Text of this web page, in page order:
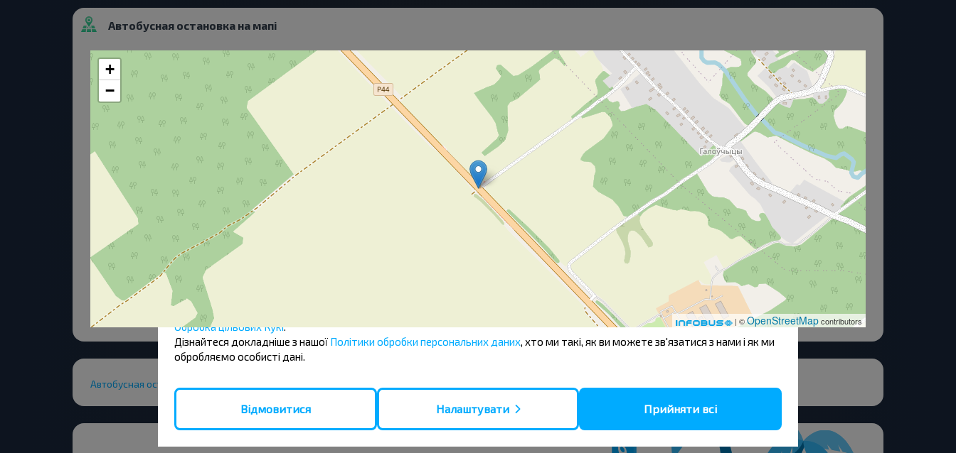
Автобусная остановка на мапі
+
−
| ©OpenStreetMapcontributors
Автобусная остановка
Згода Про нас
Для забезпечення зручності користувачів сайту використовуються cookies. Ви можете їх Прийняти, Прийняти частково
або Відхилити
"Кукі" - це невеликі текстові файли, які можуть використовуватися сайтами для підвищення ефективності роботи
користувачів. У законі йдеться про те, що ми можемо зберігати файли "кукі" на вашому пристрої, якщо вони абсолютно
необхідні для функціонування цього сайту. Щодо всіх інших типів файлів "кукі" необхідно отримати ваш дозвіл. Цей сайт
використовує різні типи файлів "кукі". Деякі файли "кукі" розміщуються сторонніми сервісами, що відображаються на
наших сторінках.
Ви можете в будь-який час змінити або відкликати свою згоду з
Політикою щодо обробки файлів cookie
на нашому сайті.
У разі надання згоди з обробкою цільових Кукі, докладніше про порядок їх обробки можна ознайомитися за посиланням
Обробка цільових Кукі.
Дізнайтеся докладніше з нашої Політики обробки персональних даних , хто ми такі, як ви можете зв'язатися з нами і як ми
обробляємо особисті дані.
Відмовитися Налаштувати Прийняти всі